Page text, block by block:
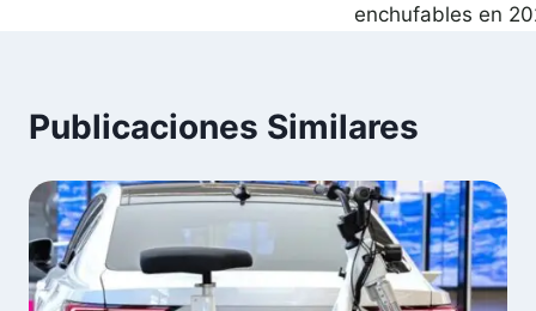
enchufables en
Publicaciones Similares